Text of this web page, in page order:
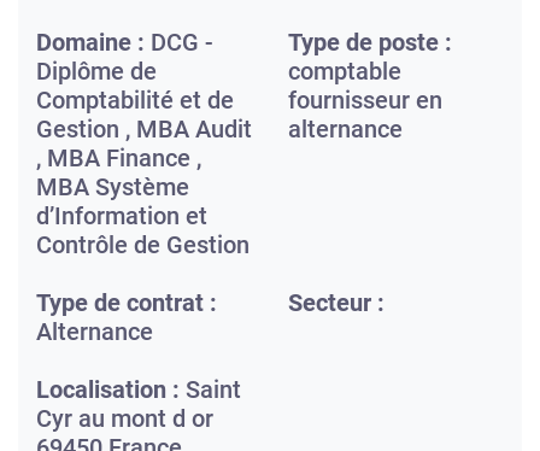
Domaine : DCG -
Diplôme de
Comptabilité et de
Gestion , MBA Audit
, MBA Finance ,
MBA Système
d’Information et
Contrôle de Gestion
Type de poste :
comptable
fournisseur en
alternance
Type de contrat :
Alternance
Secteur :
Localisation : Saint
Cyr au mont d or